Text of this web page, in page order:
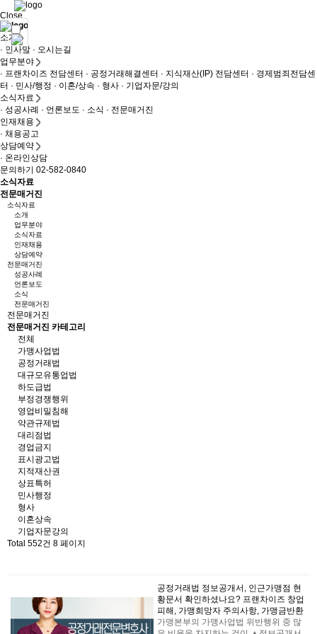
Close
소개
· 인사말 · 오시는길
업무분야
· 프랜차이즈 전담센터 · 공정거래해결센터 · 지식재산(IP) 전담센터 · 경제범죄전담센
터 · 민사/행정 · 이혼/상속 · 형사 · 기업자문/강의
소식자료
· 성공사례 · 언론보도 · 소식 · 전문매거진
인재채용
· 채용공고
상담예약
· 온라인상담
문의하기 02-582-0840
소식자료
전문매거진
소식자료
소개
업무분야
소식자료
인재채용
상담예약
전문매거진
성공사례
언론보도
소식
전문매거진
전문매거진
전문매거진 카테고리
전체
가맹사업법
공정거래법
대규모유통업법
하도급법
부정경쟁행위
영업비밀침해
약관규제법
대리점법
경업금지
표시광고법
지적재산권
상표특허
민사행정
형사
이혼상속
기업자문강의
Total 552건 8 페이지
공정거래법 정보공개서, 인근가맹점 현
황문서 확인하셨나요? 프랜차이즈 창업
피해, 가맹희망자 주의사항, 가맹금반환
가맹본부의 가맹사업법 위반행위 중 많